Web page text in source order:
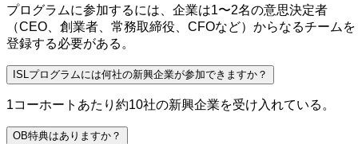
プログラムに参加するには、企業は1〜2名の意思決定者
（CEO、創業者、常務取締役、CFOなど）からなるチームを
登録する必要がある。
ISLプログラムには何社の新興企業が参加できますか？
1コーホートあたり約10社の新興企業を受け入れている。
OB特典はありますか？